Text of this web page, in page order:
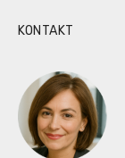
KONTAKT